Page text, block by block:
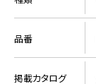
品番
掲載カタログ